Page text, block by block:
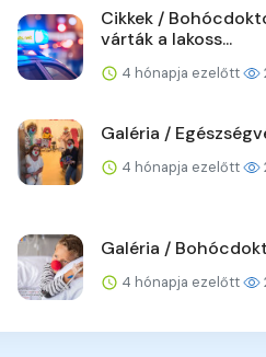
Cikkek /
várták a lakoss...
4 hónapja ezelőtt
Galéria /
4 hónapja ezelőtt
Galéria /
4 hónapja ezelőtt